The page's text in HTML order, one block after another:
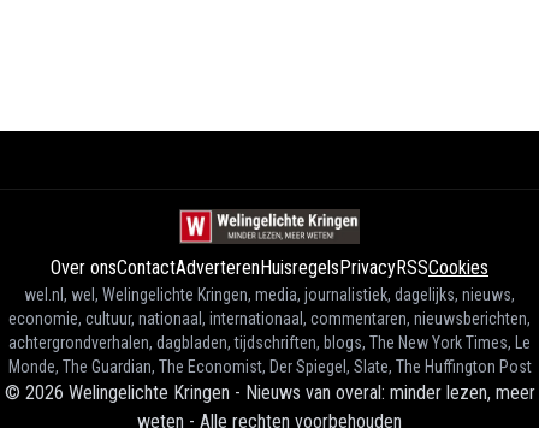
Over onsContactAdverterenHuisregelsPrivacyRSSCookies
wel.nl, wel, Welingelichte Kringen, media, journalistiek, dagelijks, nieuws,
economie, cultuur, nationaal, internationaal, commentaren, nieuwsberichten,
achtergrondverhalen, dagbladen, tijdschriften, blogs, The New York Times, Le
Monde, The Guardian, The Economist, Der Spiegel, Slate, The Huffington Post
© 2026 Welingelichte Kringen - Nieuws van overal: minder lezen, meer
weten - Alle rechten voorbehouden